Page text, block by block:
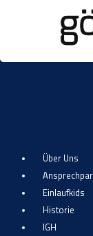
Über Uns
Einlaufkids
Historie
IGH